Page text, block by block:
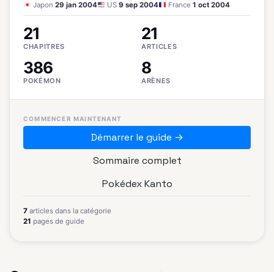
Japon29 jan 2004 US9 sep 2004 France1 oct 2004
21
CHAPITRES
21
ARTICLES
386
POKÉMON
8
ARÈNES
COMMENCER MAINTENANT
Démarrer le guide →
Sommaire complet
Pokédex Kanto
7 articles dans la catégorie
21 pages de guide